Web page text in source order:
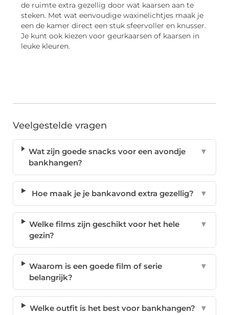
de ruimte extra gezellig door wat kaarsen aan te
steken. Met wat eenvoudige waxinelichtjes maak je
een de kamer direct een stuk sfeervoller en knusser.
Je kunt ook kiezen voor geurkaarsen of kaarsen in
leuke kleuren.
Veelgestelde vragen
Wat zijn goede snacks voor een avondje
bankhangen?
▼
Hoe maak je je bankavond extra gezellig? ▼
Welke films zijn geschikt voor het hele
gezin?
▼
Waarom is een goede film of serie
belangrijk?
▼
Welke outfit is het best voor bankhangen? ▼